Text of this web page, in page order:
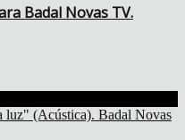
Badal Novas TV.